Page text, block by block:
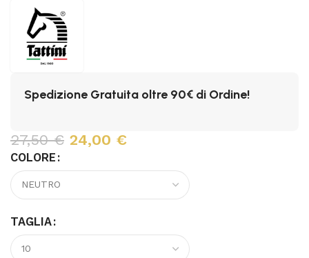
Spedizione Gratuita oltre 90€ di Ordine!
27,50€ 24,00 €
COLORE
TAGLIA